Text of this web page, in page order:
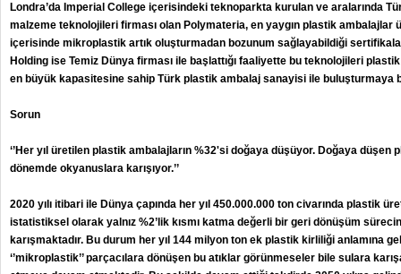
Londra’da Imperial College içerisindeki teknoparkta kurulan ve aralarında
malzeme teknolojileri firması olan Polymateria, en yaygın plastik ambalajlar
içerisinde mikroplastik artık oluşturmadan bozunum sağlayabildiği
Holding ise Temiz Dünya firması ile başlattığı faaliyette bu teknolojileri
en büyük kapasitesine sahip Türk plastik ambalaj sanayisi ile buluşturmaya
Sorun
‘’Her yıl üretilen plastik ambalajların %32'si doğaya düşüyor. Doğaya düşen
dönemde okyanuslara karışıyor.’’
2020 yılı itibari ile Dünya çapında her yıl 450.000.000 ton civarında plastik
istatistiksel olarak yalnız %2’lik kısmı katma değerli bir geri dönüşüm
karışmaktadır. Bu durum her yıl 144 milyon ton ek plastik kirliliği anlamına
‘’mikroplastik’’ parçacılara dönüşen bu atıklar görünmeseler bile sulara